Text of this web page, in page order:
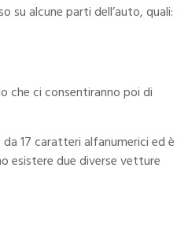
su alcune parti dell’auto, quali:
che ci consentiranno poi di
17 caratteri alfanumerici ed è
esistere due diverse vetture